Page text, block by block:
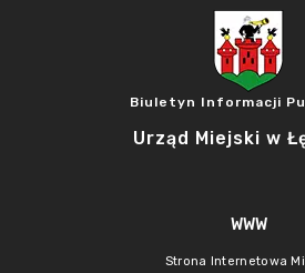
Biuletyn Informacji
Urząd Miejski w
WWW
Strona Internetowa